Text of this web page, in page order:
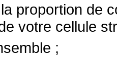
proportion de
votre cellule
;